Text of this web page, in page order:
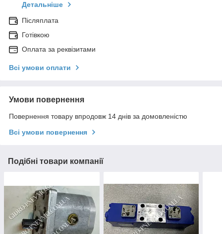
Детальніше
Післяплата
Готівкою
Оплата за реквізитами
Всі умови оплати
Умови повернення
Повернення товару впродовж 14 днів за домовленістю
Всі умови повернення
Подібні товари компанії